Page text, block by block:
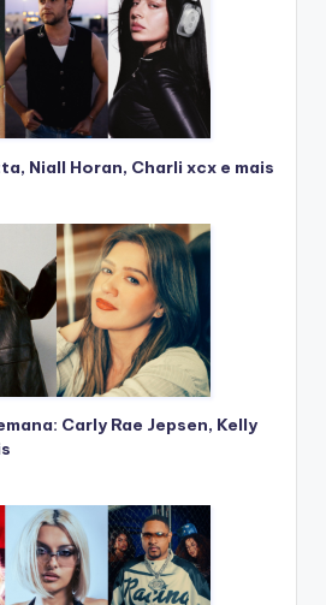
Niall Horan, Charli xcx e mais
Carly Rae Jepsen, Kelly